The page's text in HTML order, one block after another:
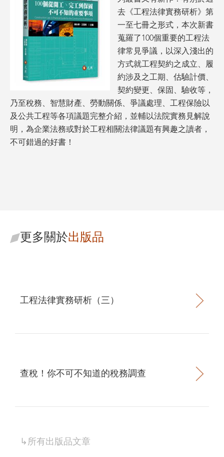
去《工程法律實務研析》第
一至七冊之形式，本次新書
蒐羅了100個重要的工程法
律常見爭議，以深入淺出的
方式就工程契約之成立、履
約涉及之工期、估驗計價、
契約變更、保固、驗收等，
乃至稅務、智慧財產、勞動關係、爭議處理、工程保險以
及公共工程等各項議題完整介紹，並輔以法院實務見解說
明，為企業法務或對於工程相關法律議題有興趣之讀者，
不可錯過的好書！
更多關於出版品
工程法律實務研析（三）
查稅！你不可不知道的稅務調查
↳所有出版品文章